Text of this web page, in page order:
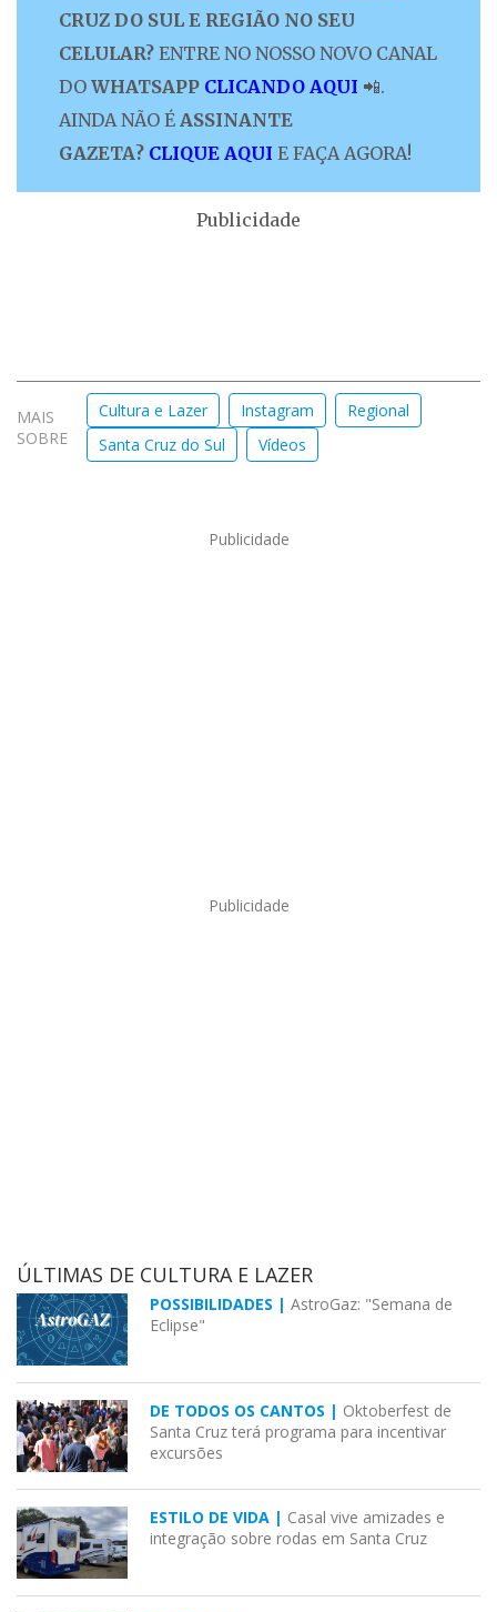
CRUZ DO SUL E REGIÃO NO SEU
CELULAR? ENTRE NO NOSSO NOVO CANAL
DO WHATSAPP CLICANDO AQUI 📲.
AINDA NÃO É ASSINANTE
GAZETA? CLIQUE AQUI E FAÇA AGORA!
Publicidade
MAIS
SOBRE
Cultura e Lazer Instagram
Regional
Santa Cruz do Sul
Vídeos
Publicidade
Publicidade
ÚLTIMAS DE CULTURA E LAZER
POSSIBILIDADES | AstroGaz: "Semana de
Eclipse"
DE TODOS OS CANTOS | Oktoberfest de
Santa Cruz terá programa para incentivar
excursões
ESTILO DE VIDA | Casal vive amizades e
integração sobre rodas em Santa Cruz